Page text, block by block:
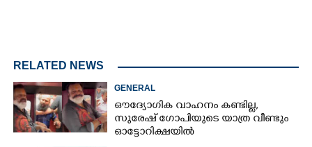
RELATED NEWS
GENERAL
ഔദ്യോഗിക വാഹനം കണ്ടില്ല,
സുരേഷ് ഗോപിയുടെ യാത്ര വീണ്ടും
ഓട്ടോറിക്ഷയിൽ